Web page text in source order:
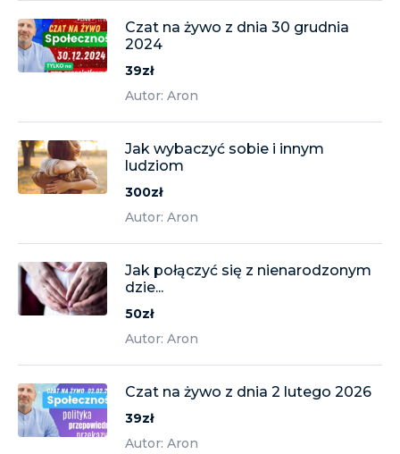
Czat na żywo z dnia 30 grudnia
2024
39zł
Autor: Aron
Jak wybaczyć sobie i innym
ludziom
300zł
Autor: Aron
Jak połączyć się z nienarodzonym
dzie...
50zł
Autor: Aron
Czat na żywo z dnia 2 lutego 2026
39zł
Autor: Aron